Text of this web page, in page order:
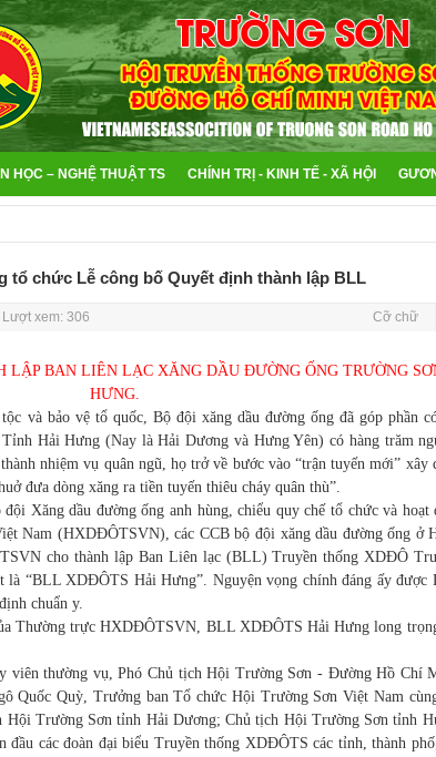
HỌC – NGHỆ THUẬT TS CHÍNH TRỊ - KINH TẾ - XÃ HỘI
tổ chức Lễ công bố Quyết định thành lập BLL
Lượt xem: 306 Cỡ chữ
LẬP BAN LIÊN LẠC XĂNG DẦU ĐƯỜNG ỐNG TRƯỜNG
HƯNG.
bảo vệ tổ quốc, Bộ đội xăng dầu đường ống đã góp phần
Hải Hưng (Nay là Hải Dương và Hưng Yên) có hàng trăm
nhiệm vụ quân ngũ, họ trở về bước vào “trận tuyến mới” xây
đưa dòng xăng ra tiền tuyến thiêu cháy quân thù”.
dầu đường ống anh hùng, chiểu quy chế tổ chức và hoạt
Nam (HXDĐÔTSVN), các CCB bộ đội xăng dầu đường ống ở
cho thành lập Ban Liên lạc (BLL) Truyền thống XDĐÔ
“BLL XDĐÔTS Hải Hưng”. Nguyện vọng chính đáng ấy được
chuẩn y.
trực HXDĐÔTSVN, BLL XDĐÔTS Hải Hưng long
thường vụ, Phó Chủ tịch Hội Trường Sơn - Đường Hồ Chí
Quốc Quỳ, Trưởng ban Tổ chức Hội Trường Sơn Việt Nam
Trường Sơn tỉnh Hải Dương; Chủ tịch Hội Trường Sơn tỉnh
đầu các đoàn đại biểu Truyền thống XDĐÔTS các tỉnh, thành